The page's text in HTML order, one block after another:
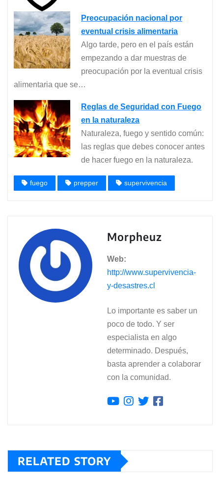
Preocupación nacional por
eventual crisis alimentaria
Algo tarde, pero en el país están
empezando a dar muestras de
preocupación por la eventual crisis
alimentaria que se…
Reglas de Seguridad con Fuego
en la naturaleza
Naturaleza, fuego y sentido común:
las reglas que debes conocer antes
de hacer fuego en la naturaleza.
fuego prepper supervivencia
Morpheuz
Web:
http://www.supervivencia-
y-desastres.cl
Lo importante es saber un
poco de todo. Y ser
especialista en algo
determinado. Después,
basta aprender a colaborar
con la comunidad.
RELATED STORY